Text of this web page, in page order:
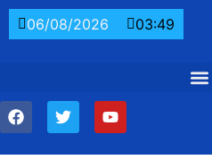
06/08/2026 03:49